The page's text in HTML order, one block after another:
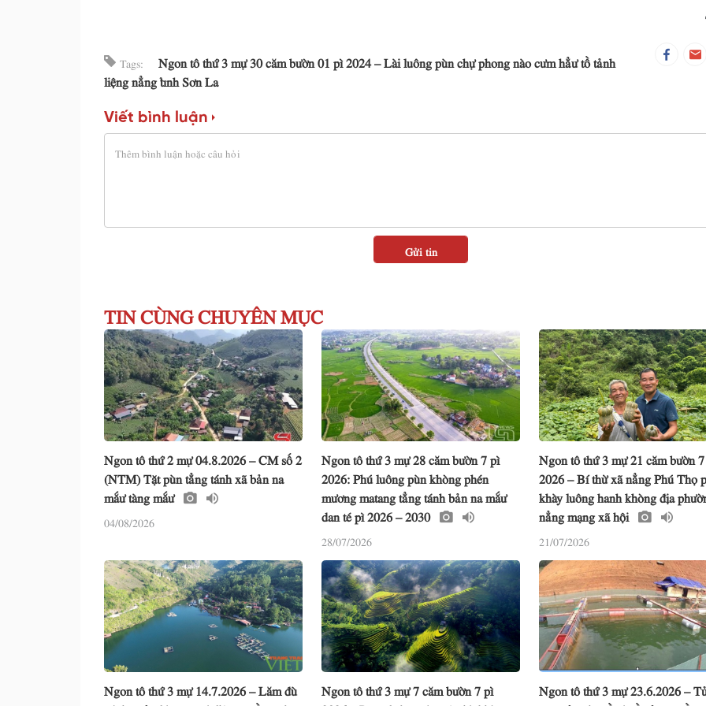
Tags:
Ngon tô thứ 3 mự 30 căm bườn 01 pì 2024 – Lài luông pùn chự phong nào cưm hẳư tồ tảnh
liệng nẳng tỉnh Sơn La
Viết bình luận
TIN CÙNG CHUYÊN MỤC
Ngon tô thứ 2 mự 04.8.2026 – CM số 2
(NTM) Tặt pùn tẳng tánh xã bản na
mắư tàng mắư
04/08/2026
Ngon tô thứ 3 mự 28 căm bườn 7 pì
2026: Phú luông pùn khòng phén
mương matang tẳng tánh bản na mắư
dan té pì 2026 – 2030
28/07/2026
Ngon tô thứ 3 mự 21 căm bườn
2026 – Bí thừ xã nẳng Phú Thọ
khày luông hanh khòng địa
nẳng mạng xã hội
21/07/2026
Ngon tô thứ 3 mự 14.7.2026 – Lăm đù
Ngon tô thứ 3 mự 7 căm bườn 7 pì
Ngon tô thứ 3 mự 23.6.2026 –